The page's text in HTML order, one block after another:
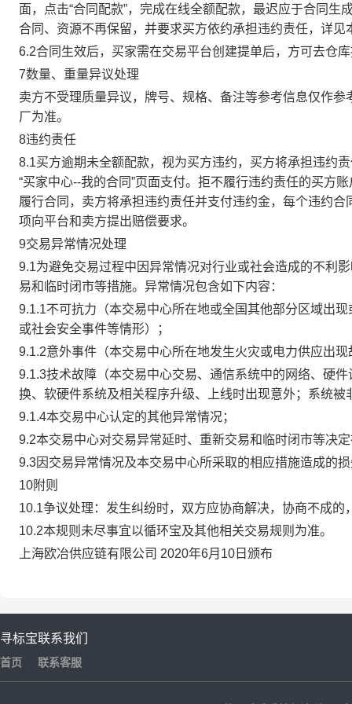
面，点击“合同配款”，完成在线全额配款，最迟应于合同
合同、资源不再保留，并要求买方依约承担违约责任，详见
6.2合同生效后，买家需在交易平台创建提单后，方可去仓
7数量、重量异议处理
卖方不受理质量异议，牌号、规格、备注等参考信息仅作
厂为准。
8违约责任
8.1买方逾期未全额配款，视为买方违约，买方将承担违约
“买家中心--我的合同”页面支付。拒不履行违约责任的买方
履行合同，卖方将承担违约责任并支付违约金，每个违约
项向平台和卖方提出赔偿要求。
9交易异常情况处理
9.1为避免交易过程中因异常情况对行业或社会造成的不利
易和临时闭市等措施。异常情况包含如下内容：
9.1.1不可抗力（本交易中心所在地或全国其他部分区域出
或社会安全事件等情形）；
9.1.2意外事件（本交易中心所在地发生火灾或电力供应出
9.1.3技术故障（本交易中心交易、通信系统中的网络、硬
换、软硬件系统及相关程序升级、上线时出现意外；系统
9.1.4本交易中心认定的其他异常情况；
9.2本交易中心对交易异常延时、重新交易和临时闭市等决
9.3因交易异常情况及本交易中心所采取的相应措施造成的
10附则
10.1争议处理：发生纠纷时，双方应协商解决，协商不成
10.2本规则未尽事宜以循环宝及其他相关交易规则为准。
上海欧冶供应链有限公司 2020年6月10日颁布
寻标宝
首页
联系我们
联系客服